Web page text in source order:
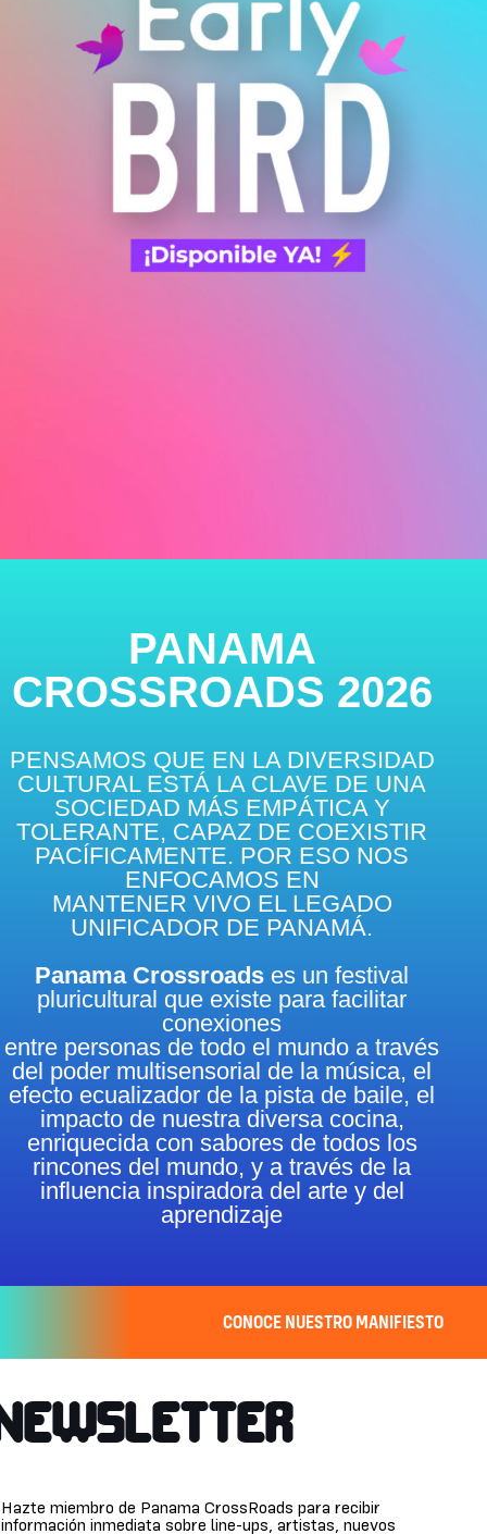
PANAMA
CROSSROADS 2026
PENSAMOS QUE EN LA DIVERSIDAD
CULTURAL ESTÁ LA CLAVE DE UNA
SOCIEDAD MÁS EMPÁTICA Y
TOLERANTE, CAPAZ DE COEXISTIR
PACÍFICAMENTE. POR ESO NOS
ENFOCAMOS EN
MANTENER VIVO EL LEGADO
UNIFICADOR DE PANAMÁ.
Panama Crossroads es un festival
pluricultural que existe para facilitar
conexiones
entre personas de todo el mundo a través
del poder multisensorial de la música, el
efecto ecualizador de la pista de baile, el
impacto de nuestra diversa cocina,
enriquecida con sabores de todos los
rincones del mundo, y a través de la
influencia inspiradora del arte y del
aprendizaje
CONOCE NUESTRO MANIFIESTO
Hazte miembro de Panama CrossRoads para recibir
información inmediata sobre line-ups, artistas, nuevos